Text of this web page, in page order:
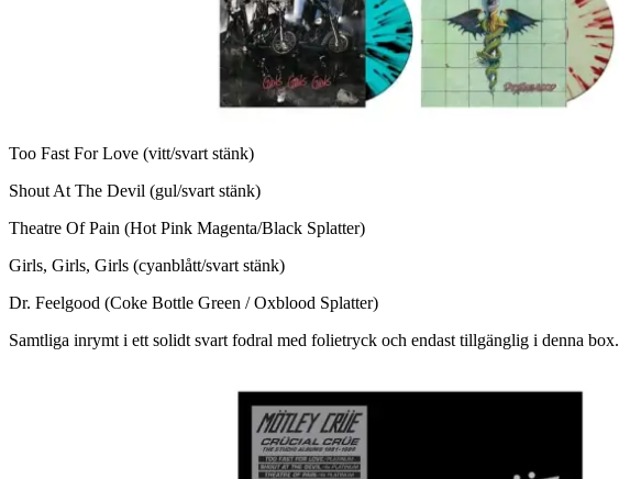
Too Fast For Love (vitt/svart stänk)
Shout At The Devil (gul/svart stänk)
Theatre Of Pain (Hot Pink Magenta/Black Splatter)
Girls, Girls, Girls (cyanblått/svart stänk)
Dr. Feelgood (Coke Bottle Green / Oxblood Splatter)
Samtliga inrymt i ett solidt svart fodral med folietryck och endast tillgänglig i denna box.